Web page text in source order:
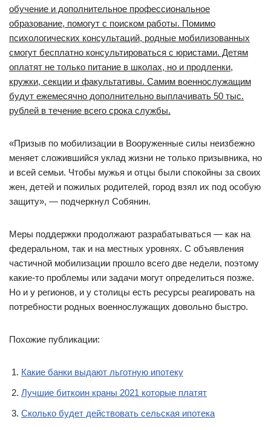
обучение и дополнительное профессиональное
образование, помогут с поиском работы. Помимо
психологических консультаций, родные мобилизованных
смогут бесплатно консультироваться с юристами. Детям
оплатят не только питание в школах, но и продленки,
кружки, секции и факультативы. Самим военнослужащим
будут ежемесячно дополнительно выплачивать 50 тыс.
рублей в течение всего срока службы.
«Призыв по мобилизации в Вооруженные силы неизбежно
меняет сложившийся уклад жизни не только призывника, но
и всей семьи. Чтобы мужья и отцы были спокойны за своих
жен, детей и пожилых родителей, город взял их под особую
защиту», — подчеркнул Собянин.
Меры поддержки продолжают разрабатываться — как на
федеральном, так и на местных уровнях. С объявления
частичной мобилизации прошло всего две недели, поэтому
какие-то проблемы или задачи могут определиться позже.
Но и у регионов, и у столицы есть ресурсы реагировать на
потребности родных военнослужащих довольно быстро.
Похожие публикации:
Какие банки выдают льготную ипотеку
Лучшие биткоин краны 2021 которые платят
Сколько будет действовать сельская ипотека